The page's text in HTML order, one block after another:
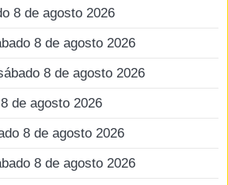
8 de agosto 2026
8 de agosto 2026
8 de agosto 2026
de agosto 2026
8 de agosto 2026
8 de agosto 2026